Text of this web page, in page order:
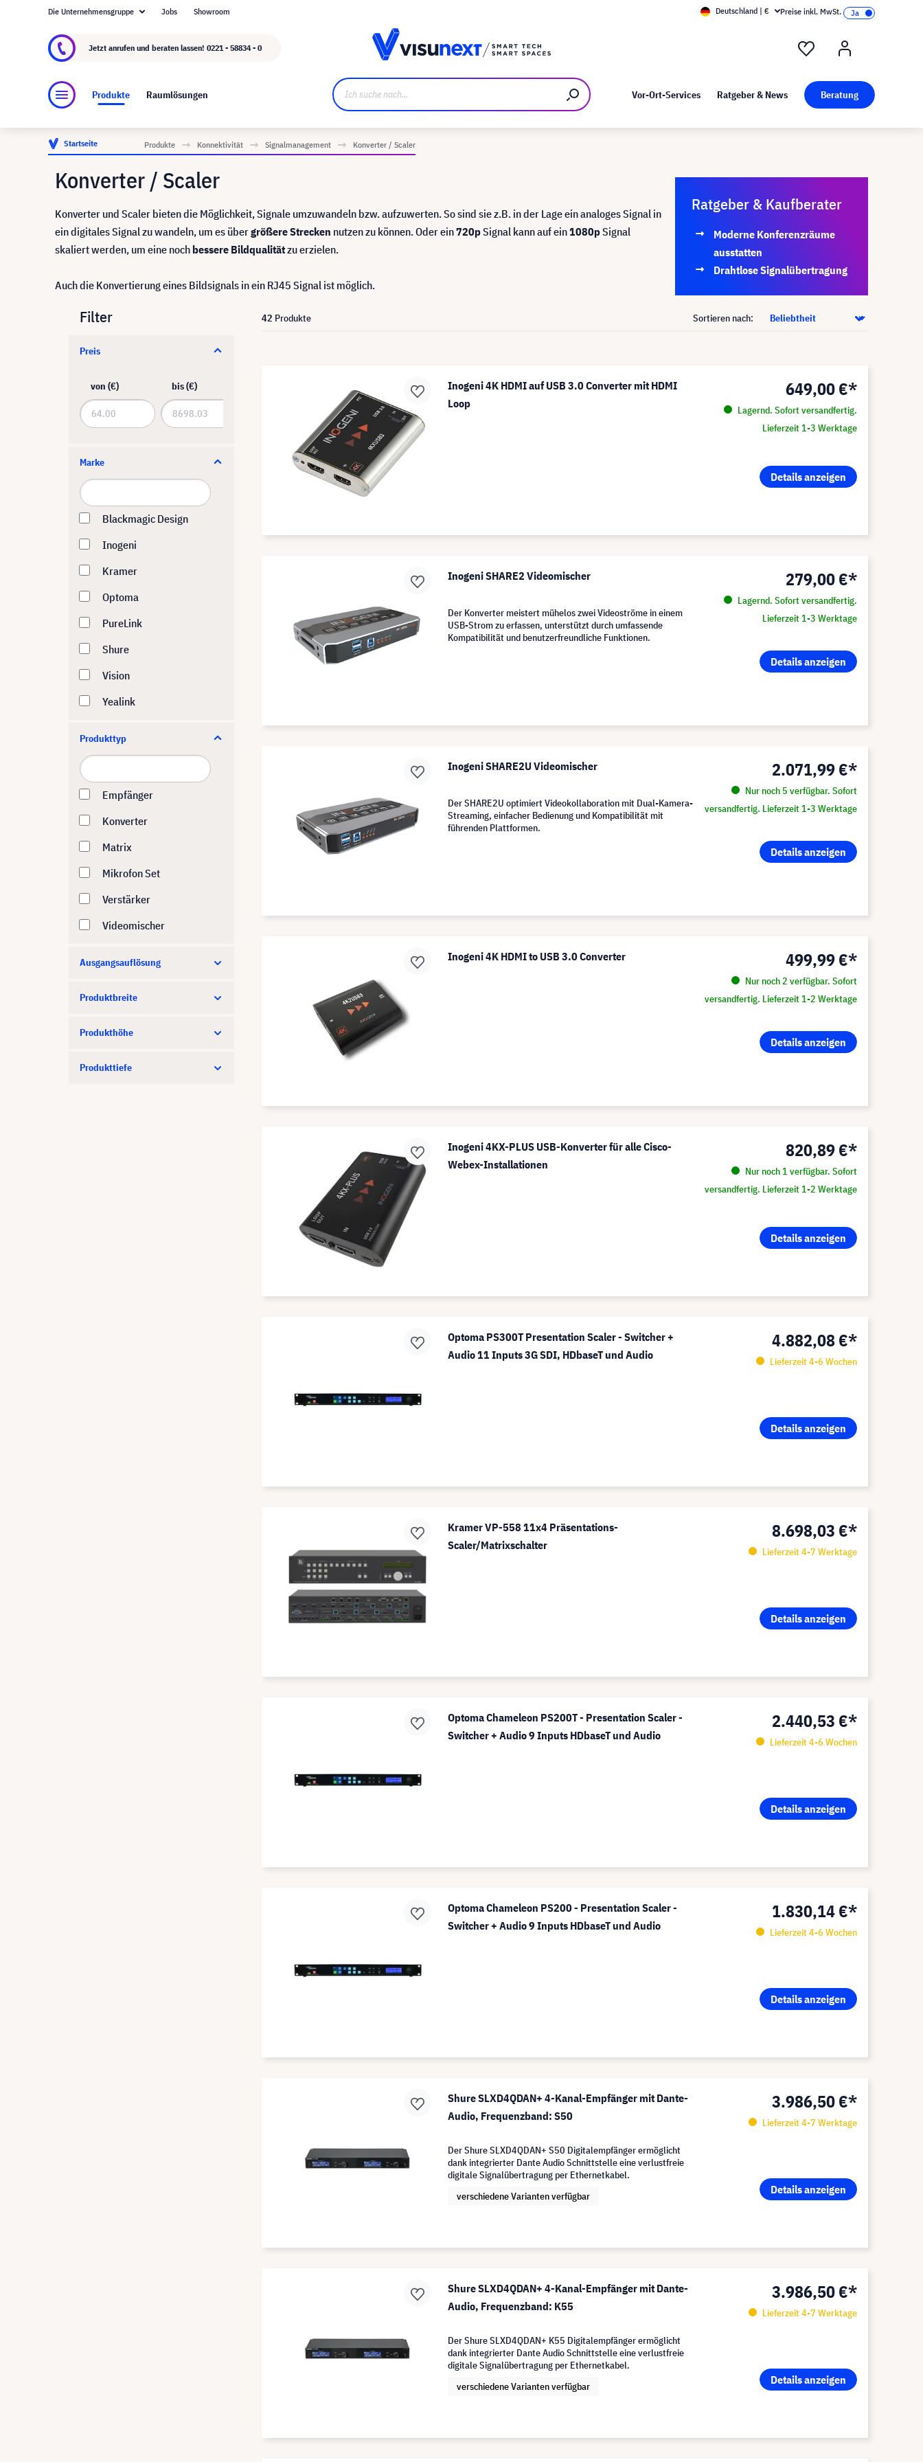
Über visunext.de Kunst bei visunext
Die Unternehmensgruppe Jobs Showroom Deutschland | € Preise inkl. MwSt.
Jetzt anrufen und beraten lassen! 0221 - 58834 - 0
Produkte Raumlösungen Vor-Ort-Services Ratgeber & News Beratung
Startseite Produkte Konnektivität Signalmanagement Konverter / Scaler
Konverter / Scaler
Konverter und Scaler bieten die Möglichkeit, Signale umzuwandeln bzw. aufzuwerten. So sind sie z.B. in der Lage ein analoges Signal in
ein digitales Signal zu wandeln, um es übergrößereStrecken nutzen zu können. Oder ein720pSignal kann auf ein1080pSignal
skaliert werden, um eine noch bessere Bildqualitätzu erzielen.
Auch die Konvertierung eines Bildsignals in ein RJ45 Signal ist möglich.
Ratgeber & Kaufberater
Moderne Konferenzräume
ausstatten
Drahtlose Signalübertragung
Filter
Preis
von (€) bis (€)
Marke
Blackmagic Design
Inogeni
Kramer
Optoma
PureLink
Shure
Vision
Yealink
Produkttyp
Empfänger
Konverter
Matrix
Mikrofon Set
Verstärker
Videomischer
Ausgangsauflösung
Produktbreite
Produkthöhe
Produkttiefe
42 Produkte Sortieren nach:
Inogeni 4K HDMI auf USB 3.0 Converter mit HDMI
Loop
649,00 €*
Lagernd. Sofort versandfertig.
Lieferzeit 1-3 Werktage
Details anzeigen
Inogeni SHARE2 Videomischer 279,00 €*
Lagernd. Sofort versandfertig.
Lieferzeit 1-3 Werktage
Details anzeigen
Der Konverter meistert mühelos zwei Videoströme in einem
USB-Strom zu erfassen, unterstützt durch umfassende
Kompatibilität und benutzerfreundliche Funktionen.
Inogeni SHARE2U Videomischer 2.071,99 €*
Nur noch 5 verfügbar. Sofort
versandfertig. Lieferzeit 1-3 Werktage
Details anzeigen
Der SHARE2U optimiert Videokollaboration mit Dual-Kamera-
Streaming, einfacher Bedienung und Kompatibilität mit
führenden Plattformen.
Inogeni 4K HDMI to USB 3.0 Converter 499,99 €*
Nur noch 2 verfügbar. Sofort
versandfertig. Lieferzeit 1-2 Werktage
Details anzeigen
Inogeni 4KX-PLUS USB-Konverter für alle Cisco-
Webex-Installationen
820,89 €*
Nur noch 1 verfügbar. Sofort
versandfertig. Lieferzeit 1-2 Werktage
Details anzeigen
Optoma PS300T Presentation Scaler - Switcher +
Audio 11 Inputs 3G SDI, HDbaseT und Audio
4.882,08 €*
Lieferzeit 4-6 Wochen
Details anzeigen
Kramer VP-558 11x4 Präsentations-
Scaler/Matrixschalter
8.698,03 €*
Lieferzeit 4-7 Werktage
Details anzeigen
Optoma Chameleon PS200T - Presentation Scaler -
Switcher + Audio 9 Inputs HDbaseT und Audio
2.440,53 €*
Lieferzeit 4-6 Wochen
Details anzeigen
Optoma Chameleon PS200 - Presentation Scaler -
Switcher + Audio 9 Inputs HDbaseT und Audio
1.830,14 €*
Lieferzeit 4-6 Wochen
Details anzeigen
Shure SLXD4QDAN+ 4-Kanal-Empfänger mit Dante-
Audio, Frequenzband: S50
3.986,50 €*
Lieferzeit 4-7 Werktage
Details anzeigen
Der Shure SLXD4QDAN+ S50 Digitalempfänger ermöglicht
dank integrierter Dante Audio Schnittstelle eine verlustfreie
digitale Signalübertragung per Ethernetkabel.
verschiedene Varianten verfügbar
Shure SLXD4QDAN+ 4-Kanal-Empfänger mit Dante-
Audio, Frequenzband: K55
3.986,50 €*
Lieferzeit 4-7 Werktage
Details anzeigen
Der Shure SLXD4QDAN+ K55 Digitalempfänger ermöglicht
dank integrierter Dante Audio Schnittstelle eine verlustfreie
digitale Signalübertragung per Ethernetkabel.
verschiedene Varianten verfügbar